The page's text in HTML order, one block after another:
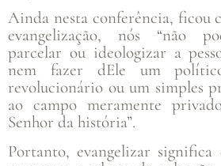
Ainda nesta conferência, ficou
evangelização, nós “não
parcelar ou ideologizar a
nem fazer dEle um
revolucionário ou um simples
ao campo meramente
Senhor da história”.
Portanto, evangelizar